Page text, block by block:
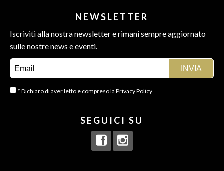
NEWSLETTER
Iscriviti alla nostra newsletter e rimani sempre aggiornato
sulle nostre news e eventi.
* Dichiaro di aver letto e compreso la Privacy Policy
SEGUICI SU